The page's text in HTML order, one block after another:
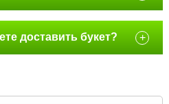
доставить букет? +